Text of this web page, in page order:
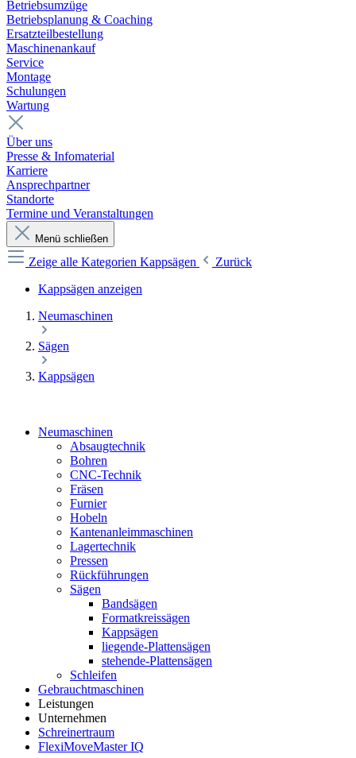
Betriebsumzüge
Betriebsplanung & Coaching
Ersatzteilbestellung
Maschinenankauf
Service
Montage
Schulungen
Wartung
Über uns
Presse & Infomaterial
Karriere
Ansprechpartner
Standorte
Termine und Veranstaltungen
Menü schließen
Zeige alle Kategorien Kappsägen
Zurück
Kappsägen anzeigen
Neumaschinen
Sägen
Kappsägen
Neumaschinen
Absaugtechnik
Bohren
CNC-Technik
Fräsen
Furnier
Hobeln
Kantenanleimmaschinen
Lagertechnik
Pressen
Rückführungen
Sägen
Bandsägen
Formatkreissägen
Kappsägen
liegende-Plattensägen
stehende-Plattensägen
Schleifen
Gebrauchtmaschinen
Leistungen
Unternehmen
Schreinertraum
FlexiMoveMaster IQ